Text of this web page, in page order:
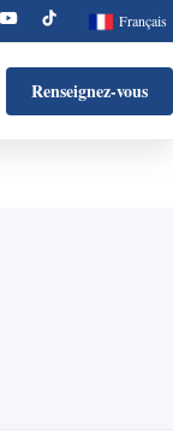
Français
Renseignez-vous